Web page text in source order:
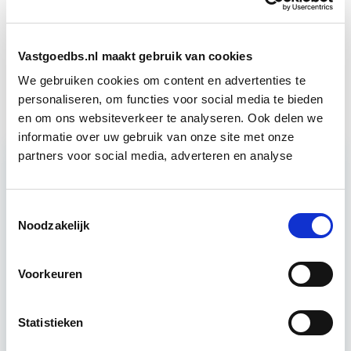
Vastgoedbs.nl maakt gebruik van cookies
We gebruiken cookies om content en advertenties te
personaliseren, om functies voor social media te bieden
en om ons websiteverkeer te analyseren. Ook delen we
informatie over uw gebruik van onze site met onze
partners voor social media, adverteren en analyse
Noodzakelijk
Voorkeuren
Statistieken
Projectontwikkeling
Start do
10 sep
Bouwrecht Start wo 16 sep
Relevant bij dit artikel
Leer hoe je problemen voorkomt én hoe je (helaas
onvermijdelijke) incidentele juridische ongelukken
en online…